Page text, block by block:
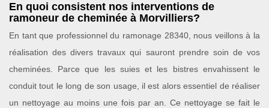
En quoi consistent nos interventions de
ramoneur de cheminée à Morvilliers?
En tant que professionnel du ramonage 28340, nous veillons à la
réalisation des divers travaux qui sauront prendre soin de vos
cheminées. Parce que les suies et les bistres envahissent le
conduit tout le long de son usage, il est alors essentiel de réaliser
un nettoyage au moins une fois par an. Ce nettoyage se fait le